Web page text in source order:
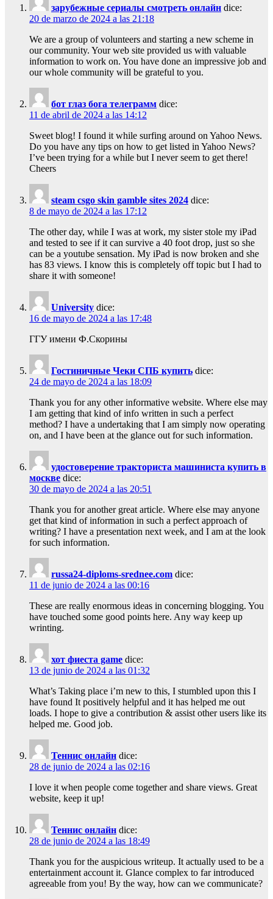
зарубежные сериалы смотреть онлайн dice:
20 de marzo de 2024 a las 21:18
We are a group of volunteers and starting a new scheme in
our community. Your web site provided us with valuable
information to work on. You have done an impressive job and
our whole community will be grateful to you.
бот глаз бога телеграмм dice:
11 de abril de 2024 a las 14:12
Sweet blog! I found it while surfing around on Yahoo News.
Do you have any tips on how to get listed in Yahoo News?
I’ve been trying for a while but I never seem to get there!
Cheers
steam csgo skin gamble sites 2024 dice:
8 de mayo de 2024 a las 17:12
The other day, while I was at work, my sister stole my iPad
and tested to see if it can survive a 40 foot drop, just so she
can be a youtube sensation. My iPad is now broken and she
has 83 views. I know this is completely off topic but I had to
share it with someone!
University dice:
16 de mayo de 2024 a las 17:48
ГГУ имени Ф.Скорины
Гостиничные Чеки СПБ купить dice:
24 de mayo de 2024 a las 18:09
Thank you for any other informative website. Where else may
I am getting that kind of info written in such a perfect
method? I have a undertaking that I am simply now operating
on, and I have been at the glance out for such information.
удостоверение тракториста машиниста купить в
москве dice:
30 de mayo de 2024 a las 20:51
Thank you for another great article. Where else may anyone
get that kind of information in such a perfect approach of
writing? I have a presentation next week, and I am at the look
for such information.
russa24-diploms-srednee.com dice:
11 de junio de 2024 a las 00:16
These are really enormous ideas in concerning blogging. You
have touched some good points here. Any way keep up
wrinting.
хот фиеста game dice:
13 de junio de 2024 a las 01:32
What’s Taking place i’m new to this, I stumbled upon this I
have found It positively helpful and it has helped me out
loads. I hope to give a contribution & assist other users like its
helped me. Good job.
Теннис онлайн dice:
28 de junio de 2024 a las 02:16
I love it when people come together and share views. Great
website, keep it up!
Теннис онлайн dice:
28 de junio de 2024 a las 18:49
Thank you for the auspicious writeup. It actually used to be a
entertainment account it. Glance complex to far introduced
agreeable from you! By the way, how can we communicate?